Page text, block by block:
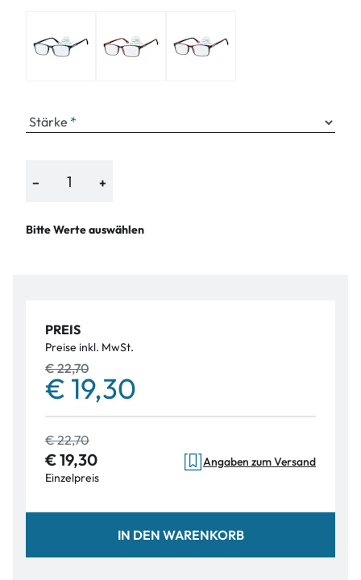
Stärke
− +
Bitte Werte auswählen
PREIS
Preise inkl. MwSt.
€ 22,70
€ 19,30
€ 22,70
€ 19,30
Einzelpreis
Angaben zum Versand
IN DEN WARENKORB